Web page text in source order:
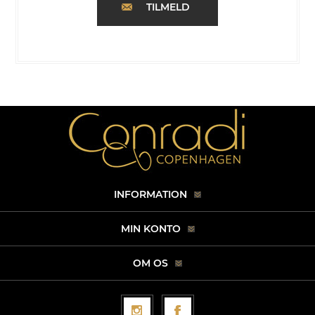
TILMELD
INFORMATION
MIN KONTO
OM OS